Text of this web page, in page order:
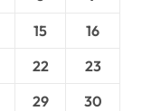
15
16
22
23
29
30